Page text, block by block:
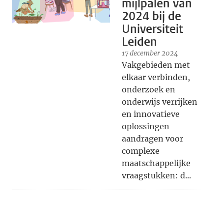
mijlpalen van
2024 bij de
Universiteit
Leiden
17 december 2024
Vakgebieden met
elkaar verbinden,
onderzoek en
onderwijs verrijken
en innovatieve
oplossingen
aandragen voor
complexe
maatschappelijke
vraagstukken: d...